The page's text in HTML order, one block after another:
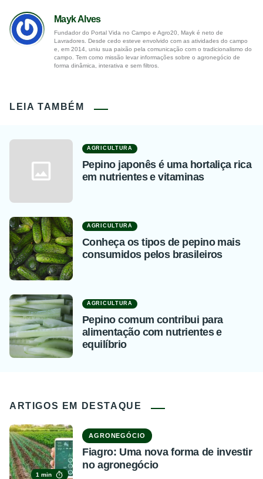
Mayk Alves
Fundador do Portal Vida no Campo e Agro20, Mayk é neto de
Lavradores. Desde cedo esteve envolvido com as atividades do campo
e, em 2014, uniu sua paixão pela comunicação com o tradicionalismo do
campo. Tem como missão levar informações sobre o agronegócio de
forma dinâmica, interativa e sem filtros.
LEIA TAMBÉM
AGRICULTURA
Pepino japonês é uma hortaliça rica
em nutrientes e vitaminas
AGRICULTURA
Conheça os tipos de pepino mais
consumidos pelos brasileiros
AGRICULTURA
Pepino comum contribui para
alimentação com nutrientes e
equilíbrio
ARTIGOS EM DESTAQUE
1 min
AGRONEGÓCIO
Fiagro: Uma nova forma de investir
no agronegócio